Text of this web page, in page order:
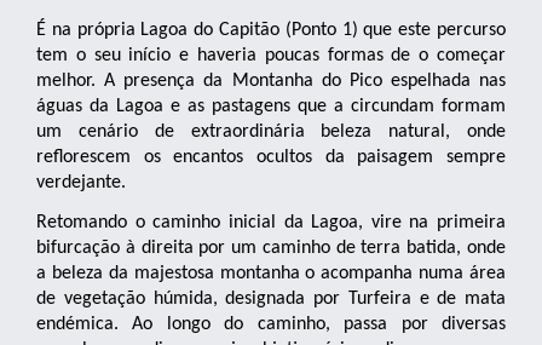
É na própria Lagoa do Capitão (Ponto 1) que este percurso
tem o seu início e haveria poucas formas de o começar
melhor. A presença da Montanha do Pico espelhada nas
águas da Lagoa e as pastagens que a circundam formam
um cenário de extraordinária beleza natural, onde
reflorescem os encantos ocultos da paisagem sempre
verdejante.
Retomando o caminho inicial da Lagoa, vire na primeira
bifurcação à direita por um caminho de terra batida, onde
a beleza da majestosa montanha o acompanha numa área
de vegetação húmida, designada por Turfeira e de mata
endémica. Ao longo do caminho, passa por diversas